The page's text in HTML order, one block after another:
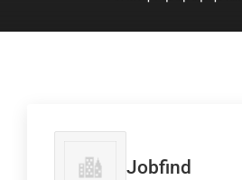
Jobfind